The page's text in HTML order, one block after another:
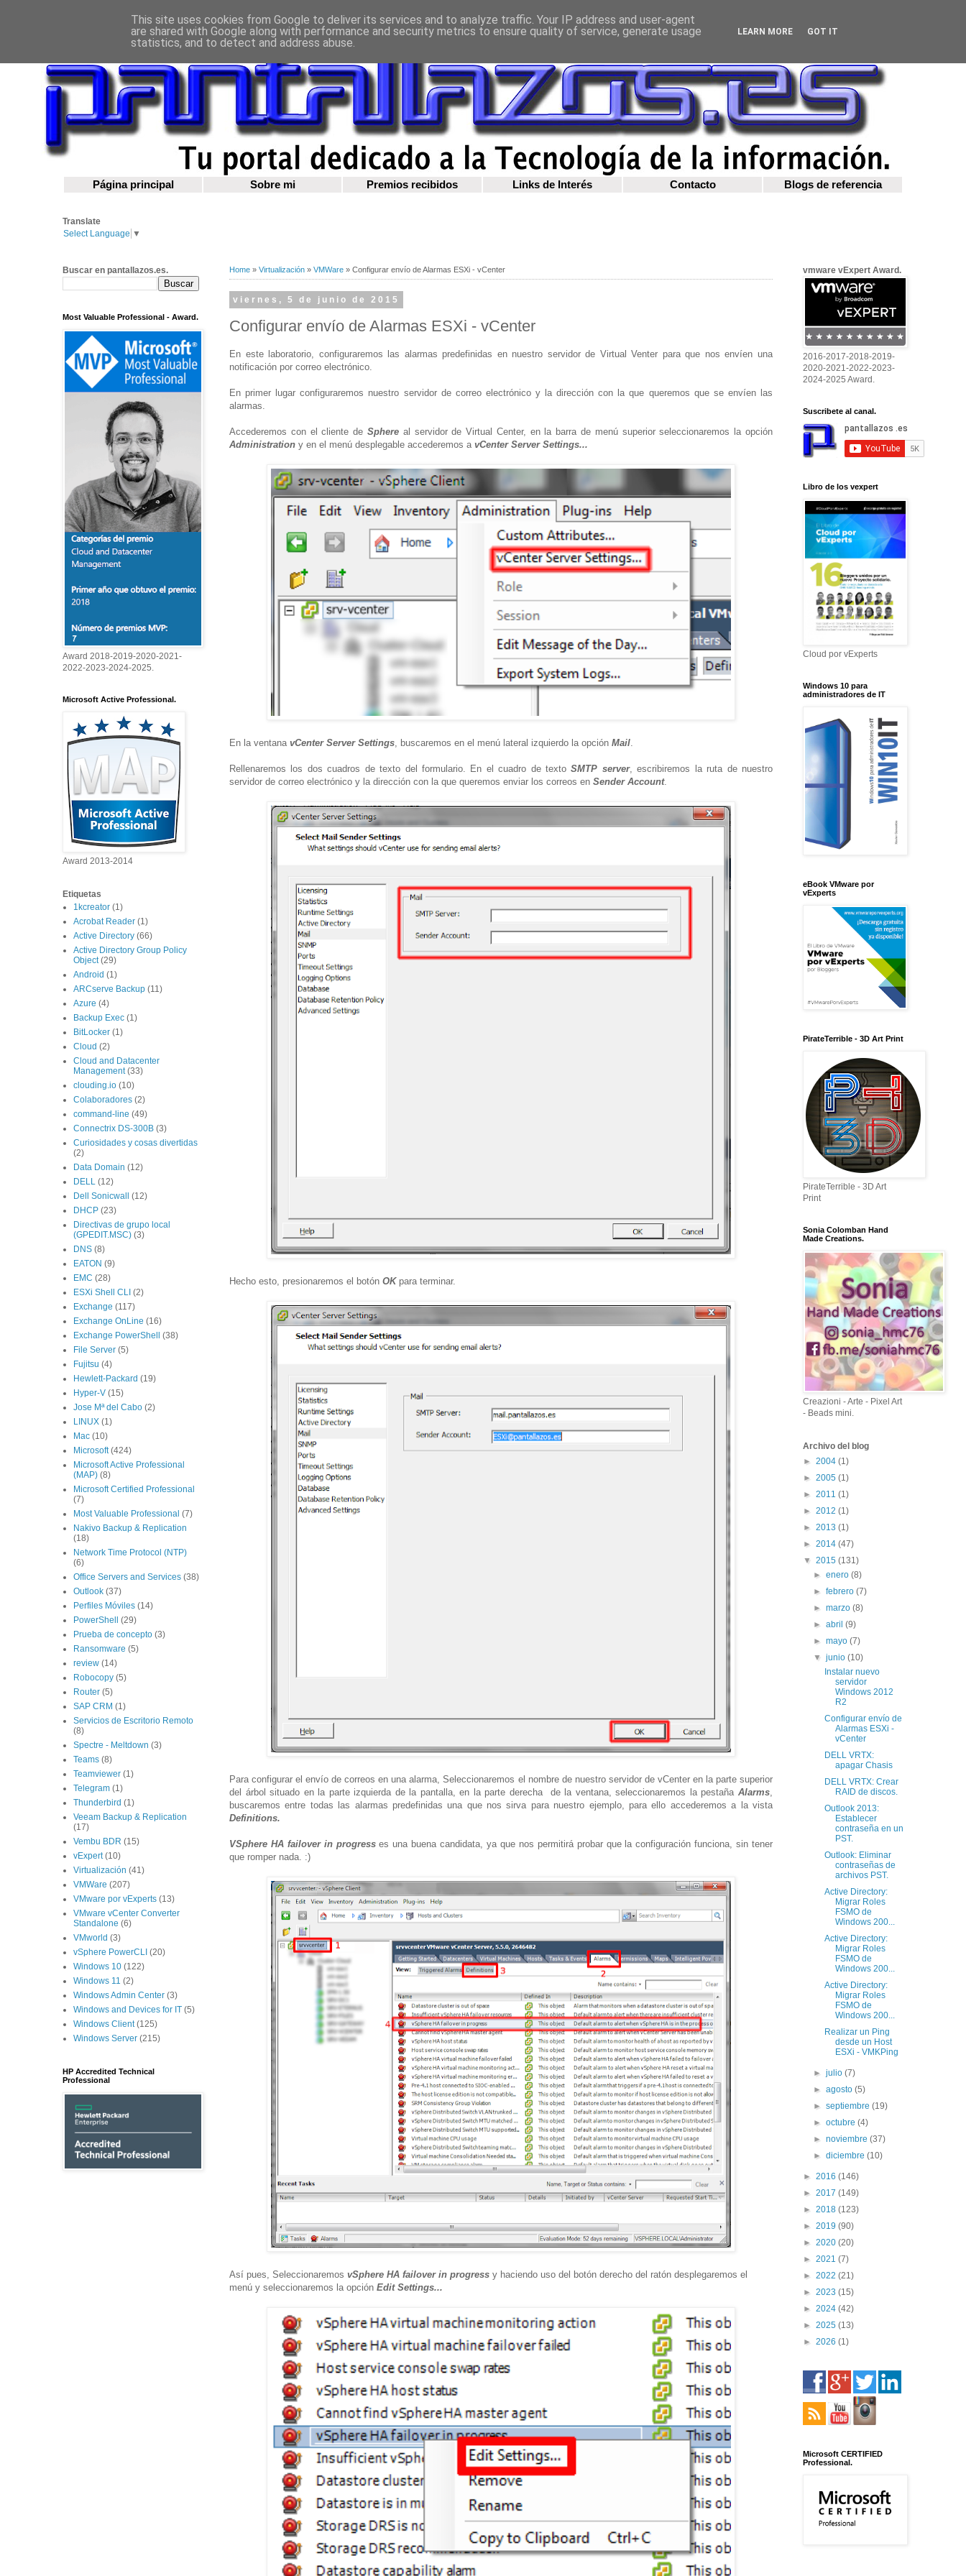
Página principal Sobre mi Premios recibidos Links de Interés Contacto Blogs de referencia
Translate
Select Language ▼
Home » Virtualización » VMWare » Configurar envío de Alarmas ESXi - vCenter
viernes, 5 de junio de 2015
Configurar envío de Alarmas ESXi - vCenter
En este laboratorio, configuraremos las alarmas predefinidas en nuestro servidor de Virtual Venter para que nos envíen una
notificación por correo electrónico.
En primer lugar configuraremos nuestro servidor de correo electrónico y la dirección con la que queremos que se envíen las
alarmas.
Accederemos con el cliente de Sphereal servidor de Virtual Center, en la barra de menú superior seleccionaremos la opción
Administration y en el menú desplegable accederemos a vCenter Server Settings...
En la ventana vCenter Server Settings , buscaremos en el menú lateral izquierdo la opción Mail
Rellenaremos los dos cuadros de texto del formulario. En el cuadro de textoSMTP server, escribiremos la ruta de nuestro
servidor de correo electrónico y la dirección con la que queremos enviar los correos en Sender Account.
Hecho esto, presionaremos el botón OK para terminar.
Para configurar el envío de correos en una alarma, Seleccionaremos el nombre de nuestro servidor de vCenter en la parte superior
del árbol situado en la parte izquierda de la pantalla, en la parte derecha de la ventana, seleccionaremos la pestaña Alarms
buscaremos entre todas las alarmas predefinidas una que nos sirva para nuestro ejemplo, para ello accederemos a la vista
Definitions.
VSphere HA failover in progresses una buena candidata, ya que nos permitirá probar que la configuración funciona, sin tener
que romper nada. :)
Así pues, Seleccionaremos vSphere HA failover in progress y haciendo uso del botón derecho del ratón desplegaremos el
menú y seleccionaremos la opción Edit Settings...
Buscar en pantallazos.es.
Most Valuable Professional - Award.
Award 2018-2019-2020-2021-
2022-2023-2024-2025.
Microsoft Active Professional.
Award 2013-2014
Etiquetas
1kcreator (1)
Acrobat Reader (1)
Active Directory (66)
Active Directory Group Policy
Object (29)
Android (1)
ARCserve Backup (11)
Azure (4)
Backup Exec (1)
BitLocker (1)
Cloud (2)
Cloud and Datacenter
Management (33)
clouding.io (10)
Colaboradores (2)
command-line (49)
Connectrix DS-300B (3)
Curiosidades y cosas divertidas
(2)
Data Domain (12)
DELL (12)
Dell Sonicwall (12)
DHCP (23)
Directivas de grupo local
(GPEDIT.MSC) (3)
DNS (8)
EATON (9)
EMC (28)
ESXi Shell CLI (2)
Exchange (117)
Exchange OnLine (16)
Exchange PowerShell (38)
File Server (5)
Fujitsu (4)
Hewlett-Packard (19)
Hyper-V (15)
Jose Mª del Cabo (2)
LINUX (1)
Mac (10)
Microsoft (424)
Microsoft Active Professional
(MAP) (8)
Microsoft Certified Professional
(7)
Most Valuable Professional (7)
Nakivo Backup & Replication
(18)
Network Time Protocol (NTP)
(6)
Office Servers and Services (38)
Outlook (37)
Perfiles Móviles (14)
PowerShell (29)
Prueba de concepto (3)
Ransomware (5)
review (14)
Robocopy (5)
Router (5)
SAP CRM (1)
Servicios de Escritorio Remoto
(8)
Spectre - Meltdown (3)
Teams (8)
Teamviewer (1)
Telegram (1)
Thunderbird (1)
Veeam Backup & Replication
(17)
Vembu BDR (15)
vExpert (10)
Virtualización (41)
VMWare (207)
VMware por vExperts (13)
VMware vCenter Converter
Standalone (6)
VMworld (3)
vSphere PowerCLI (20)
Windows 10 (122)
Windows 11 (2)
Windows Admin Center (3)
Windows and Devices for IT (5)
Windows Client (125)
Windows Server (215)
HP Accredited Technical
Professional
vmware vExpert Award.
2016-2017-2018-2019-
2020-2021-2022-2023-
2024-2025 Award.
Suscribete al canal.
Libro de los vexpert
Cloud por vExperts
Windows 10 para
administradores de IT
eBook VMware por
vExperts
PirateTerrible - 3D Art Print
PirateTerrible - 3D Art
Print
Sonia Colomban Hand
Made Creations.
Creazioni - Arte - Pixel Art
- Beads mini.
Archivo del blog
► 2004 (1)
► 2005 (1)
► 2011 (1)
► 2012 (1)
► 2013 (1)
► 2014 (47)
▼ 2015 (131)
►enero(8)
►febrero(7)
►marzo(8)
►abril(9)
►mayo(7)
▼junio(10)
Instalar nuevo
servidor
Windows 2012
R2
Configurar envío de
Alarmas ESXi -
vCenter
DELL VRTX:
apagar Chasis
DELL VRTX: Crear
RAID de discos.
Outlook 2013:
Establecer
contraseña en un
PST.
Outlook: Eliminar
contraseñas de
archivos PST.
Active Directory:
Migrar Roles
FSMO de
Windows 200...
Active Directory:
Migrar Roles
FSMO de
Windows 200...
Active Directory:
Migrar Roles
FSMO de
Windows 200...
Realizar un Ping
desde un Host
ESXi - VMKPing
►julio(7)
►agosto(5)
►septiembre(19)
►octubre(4)
►noviembre(37)
►diciembre(10)
► 2016 (146)
► 2017 (149)
► 2018 (123)
► 2019 (90)
► 2020 (20)
► 2021 (7)
► 2022 (21)
► 2023 (15)
► 2024 (42)
► 2025 (13)
► 2026 (1)
Microsoft CERTIFIED
Professional.
This site uses cookies from Google to deliver its services and to analyze traffic. Your IP address and user-agent
are shared with Google along with performance and security metrics to ensure quality of service, generate usage
statistics, and to detect and address abuse.
LEARN MORE GOT IT